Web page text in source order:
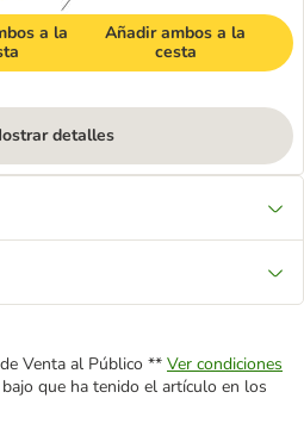
a la
Añadir ambos a la
cesta
detalles
Venta al Público ** Ver condiciones
que ha tenido el artículo en los